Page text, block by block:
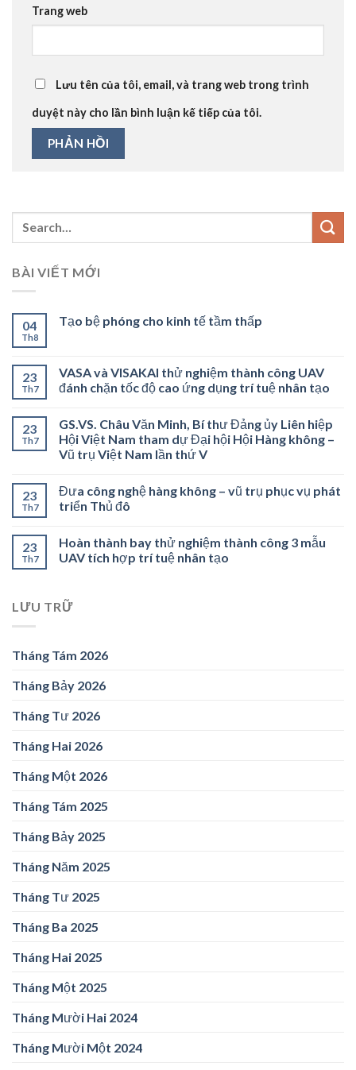
Trang web
Lưu tên của tôi, email, và trang web trong trình
duyệt này cho lần bình luận kế tiếp của tôi.
BÀI VIẾT MỚI
04
Th8
Tạo bệ phóng cho kinh tế tầm thấp
23
Th7
VASA và VISAKAI thử nghiệm thành công UAV
đánh chặn tốc độ cao ứng dụng trí tuệ nhân tạo
23
Th7
GS.VS. Châu Văn Minh, Bí thư Đảng ủy Liên hiệp
Hội Việt Nam tham dự Đại hội Hội Hàng không –
Vũ trụ Việt Nam lần thứ V
23
Th7
Đưa công nghệ hàng không – vũ trụ phục vụ phát
triển Thủ đô
23
Th7
Hoàn thành bay thử nghiệm thành công 3 mẫu
UAV tích hợp trí tuệ nhân tạo
LƯU TRỮ
Tháng Tám 2026
Tháng Bảy 2026
Tháng Tư 2026
Tháng Hai 2026
Tháng Một 2026
Tháng Tám 2025
Tháng Bảy 2025
Tháng Năm 2025
Tháng Tư 2025
Tháng Ba 2025
Tháng Hai 2025
Tháng Một 2025
Tháng Mười Hai 2024
Tháng Mười Một 2024